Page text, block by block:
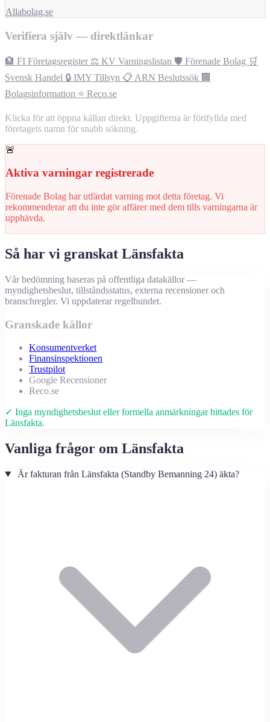
Allabolag.se
Verifiera själv — direktlänkar
🏦 FI Företagsregister ⚖️ KV Varningslistan 🛡️ Förenade Bolag 🛒
Svensk Handel 🔒 IMY Tillsyn 📋 ARN Beslutssök 🏢
Bolagsinformation ⭐ Reco.se
Klicka för att öppna källan direkt. Uppgifterna är förifyllda med
företagets namn för snabb sökning.
🚨
Aktiva varningar registrerade
Förenade Bolag har utfärdat varning mot detta företag. Vi
rekommenderar att du inte gör affärer med dem tills varningarna är
upphävda.
Så har vi granskat Länsfakta
Vår bedömning baseras på offentliga datakällor —
myndighetsbeslut, tillståndsstatus, externa recensioner och
branschregler. Vi uppdaterar regelbundet.
Granskade källor
Konsumentverket
Finansinspektionen
Trustpilot
Google Recensioner
Reco.se
✓ Inga myndighetsbeslut eller formella anmärkningar hittades för
Länsfakta.
Vanliga frågor om Länsfakta
Är fakturan från Länsfakta (Standby Bemanning 24) äkta?